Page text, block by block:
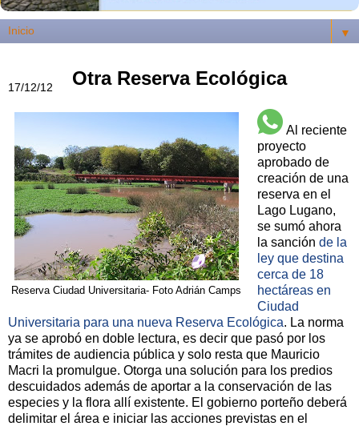
▼
17/12/12 Otra Reserva Ecológica
Reserva Ciudad Universitaria- Foto Adrián Camps
Al reciente
proyecto
aprobado de
creación de una
reserva en el
Lago Lugano,
se sumó ahora
la sanción de la
ley que destina
cerca de 18
hectáreas en
Ciudad
Universitaria para una nueva Reserva Ecológica. La norma
ya se aprobó en doble lectura, es decir que pasó por los
trámites de audiencia pública y solo resta que Mauricio
Macri la promulgue. Otorga una solución para los predios
descuidados además de aportar a la conservación de las
especies y la flora allí existente. El gobierno porteño deberá
delimitar el área e iniciar las acciones previstas en el